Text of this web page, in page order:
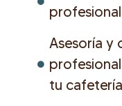
Asesoría y
tu